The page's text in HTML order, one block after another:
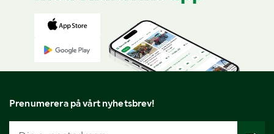
Prenumerera på vårt nyhetsbrev!